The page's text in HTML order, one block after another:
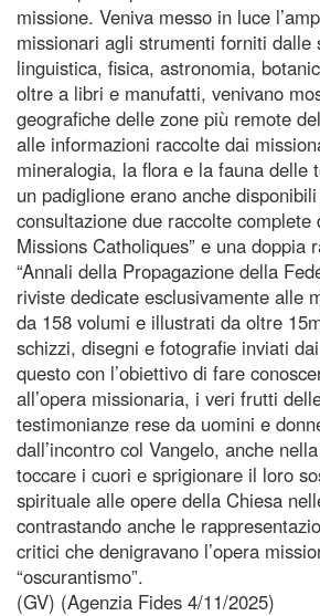
missione. Veniva messo in luce
missionari agli strumenti forniti dalle
linguistica, fisica, astronomia,
oltre a libri e manufatti, venivano
geografiche delle zone più remote
alle informazioni raccolte dai
mineralogia, la flora e la fauna delle
un padiglione erano anche
consultazione due raccolte complete
Missions Catholiques” e una doppia
“Annali della Propagazione della
riviste dedicate esclusivamente alle
da 158 volumi e illustrati da oltre
schizzi, disegni e fotografie inviati
questo con l’obiettivo di fare
all’opera missionaria, i veri frutti
testimonianze rese da uomini e
dall’incontro col Vangelo, anche
toccare i cuori e sprigionare il loro
spirituale alle opere della Chiesa
contrastando anche le
critici che denigravano l’opera
“oscurantismo”.
(GV) (Agenzia Fides 4/11/2025)